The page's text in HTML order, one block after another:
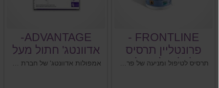
FRONTLINE -
פרונטליין תרסיס
לכלב ולחתול.
תרסיס לטיפול ומניעה של פרעושים וקרציות בחתולים ובכלבים.
ADVANTAGE-
אדוונטג' חתול מעל
4 ק"ג.
אמפולות אדוונטג' של חברת באייר . אמפולות להדברה ודחייה של פרעושים .